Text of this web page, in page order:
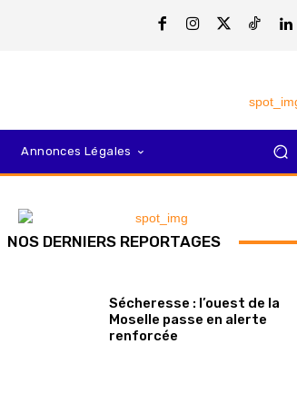
Annonces Légales
NOS DERNIERS REPORTAGES
Sécheresse : l’ouest de la
Moselle passe en alerte
renforcée